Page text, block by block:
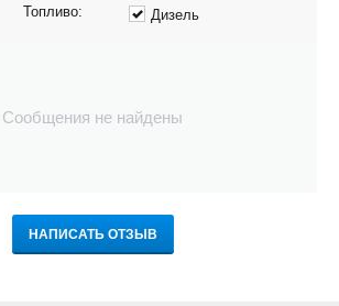
Топливо: Дизель
Сообщения не найдены
НАПИСАТЬ ОТЗЫВ